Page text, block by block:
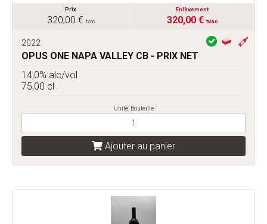
Prix
320,00 € tvac
Enlèvement
320,00 € tvac
2022
OPUS ONE NAPA VALLEY CB - PRIX NET
14,0% alc/vol
75,00 cl
Unité: Bouteille
Ajouter au panier